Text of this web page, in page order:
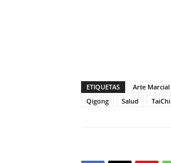
ETIQUETAS Arte Marcial
Qigong
Salud TaiChi